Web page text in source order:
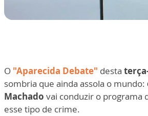
O "Aparecida Debate" desta
sombria que ainda assola o mundo:
Machado vai conduzir o programa
esse tipo de crime.